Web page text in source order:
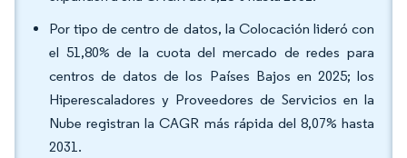
Por tipo de centro de datos, la Colocación lideró con
el 51,80% de la cuota del mercado de redes para
centros de datos de los Países Bajos en 2025; los
Hiperescaladores y Proveedores de Servicios en la
Nube registran la CAGR más rápida del 8,07% hasta
2031.